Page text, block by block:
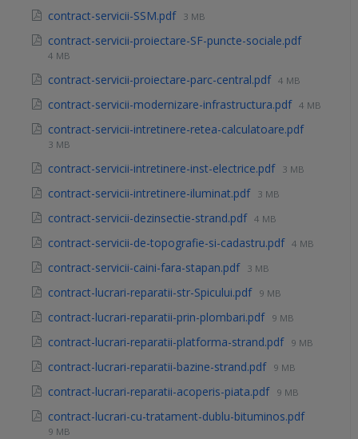
contract-servicii-SSM.pdf 3 MB
contract-servicii-proiectare-SF-puncte-sociale.pdf
4 MB
contract-servicii-proiectare-parc-central.pdf 4 MB
contract-servicii-modernizare-infrastructura.pdf 4 MB
contract-servicii-intretinere-retea-calculatoare.pdf
3 MB
contract-servicii-intretinere-inst-electrice.pdf 3 MB
contract-servicii-intretinere-iluminat.pdf 3 MB
contract-servicii-dezinsectie-strand.pdf 4 MB
contract-servicii-de-topografie-si-cadastru.pdf 4 MB
contract-servicii-caini-fara-stapan.pdf 3 MB
contract-lucrari-reparatii-str-Spicului.pdf 9 MB
contract-lucrari-reparatii-prin-plombari.pdf 9 MB
contract-lucrari-reparatii-platforma-strand.pdf 9 MB
contract-lucrari-reparatii-bazine-strand.pdf 9 MB
contract-lucrari-reparatii-acoperis-piata.pdf 9 MB
contract-lucrari-cu-tratament-dublu-bituminos.pdf
9 MB